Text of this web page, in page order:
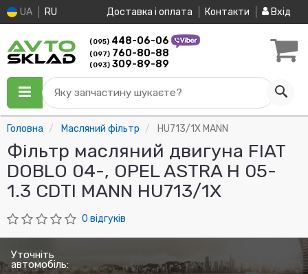
UA RU Доставка і оплата Контакти Вхід
(095) 448-06-06
(097) 760-80-88
(093) 309-89-89
Яку запчастину шукаєте?
Головна Масляний фільтр HU713/1X MANN
Фільтр масляний двигуна FIAT
DOBLO 04-, OPEL ASTRA H 05-
1.3 CDTI MANN HU713/1X
0 відгуків
Уточніть
автомобіль: